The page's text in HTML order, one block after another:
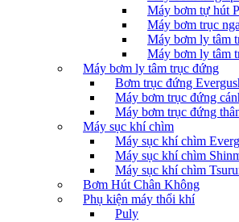
Máy bơm tự hút
Máy bơm trục
Máy bơm ly tâm
Máy bơm ly tâm
Máy bơm ly tâm trục đứng
Bơm trục đứng
Máy bơm trục đứng
Máy bơm trục đứng
Máy sục khí chìm
Máy sục khí chìm
Máy sục khí chìm
Máy sục khí chìm
Bơm Hút Chân Không
Phụ kiện máy thổi khí
Puly